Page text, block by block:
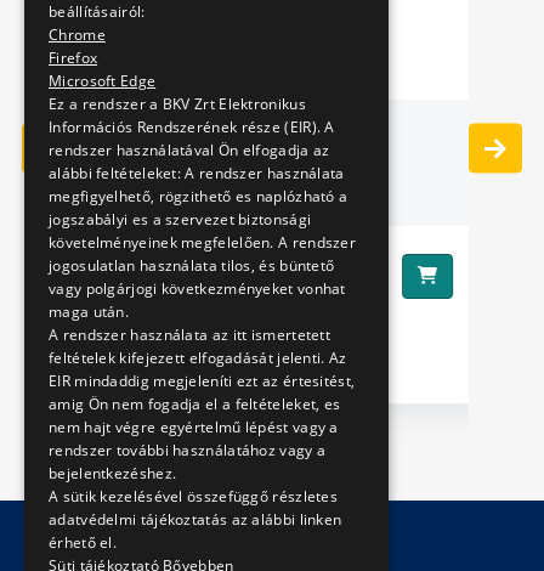
LAPMÁGNES
Ár:1990 Ft
beállításairól:
Chrome
Firefox
Microsoft Edge
Ez a rendszer a BKV Zrt Elektronikus
Információs Rendszerének része (EIR). A
rendszer használatával Ön elfogadja az
alábbi feltételeket: A rendszer használata
megfigyelhető, rögzithető es naplózható a
jogszabályi es a szervezet biztonsági
követelményeinek megfelelően. A rendszer
jogosulatlan használata tilos, és büntető
vagy polgárjogi következményeket vonhat
maga után.
A rendszer használata az itt ismertetett
feltételek kifejezett elfogadását jelenti. Az
EIR mindaddig megjeleníti ezt az értesitést,
amig Ön nem fogadja el a feltételeket, es
nem hajt végre egyértelmű lépést vagy a
rendszer további használatához vagy a
bejelentkezéshez.
A sütik kezelésével összefüggő részletes
adatvédelmi tájékoztatás az alábbi linken
érhető el.
Süti tájékoztató Bővebben